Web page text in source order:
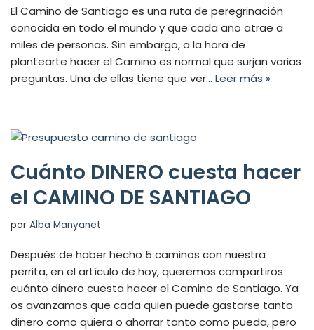
El Camino de Santiago es una ruta de peregrinación
conocida en todo el mundo y que cada año atrae a
miles de personas. Sin embargo, a la hora de
plantearte hacer el Camino es normal que surjan varias
preguntas. Una de ellas tiene que ver… Leer más »
Cuánto DINERO cuesta hacer
el CAMINO DE SANTIAGO
por Alba Manyanet
Después de haber hecho 5 caminos con nuestra
perrita, en el artículo de hoy, queremos compartiros
cuánto dinero cuesta hacer el Camino de Santiago. Ya
os avanzamos que cada quien puede gastarse tanto
dinero como quiera o ahorrar tanto como pueda, pero